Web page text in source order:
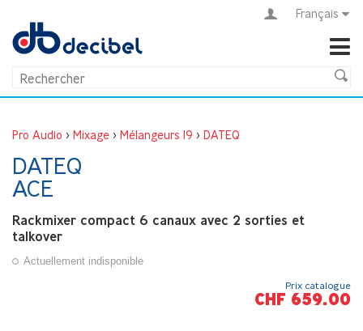
Français
Pro Audio > Mixage > Mélangeurs 19 > DATEQ
DATEQ
ACE
Rackmixer compact 6 canaux avec 2 sorties et
talkover
Actuellement indisponible
Prix catalogue
CHF 659.00